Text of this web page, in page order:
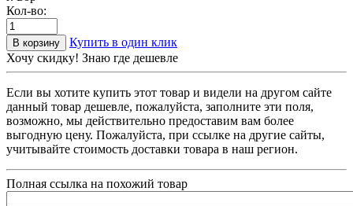
Кол-во:
В корзину
Купить в один клик
Хочу скидку! Знаю где дешевле
Если вы хотите купить этот товар и видели на другом сайте
данный товар дешевле, пожалуйста, заполните эти поля,
возможно, мы действительно предоставим вам более
выгодную цену. Пожалуйста, при ссылке на другие сайты,
учитывайте стоимость доставки товара в наш регион.
Полная ссылка на похожий товар